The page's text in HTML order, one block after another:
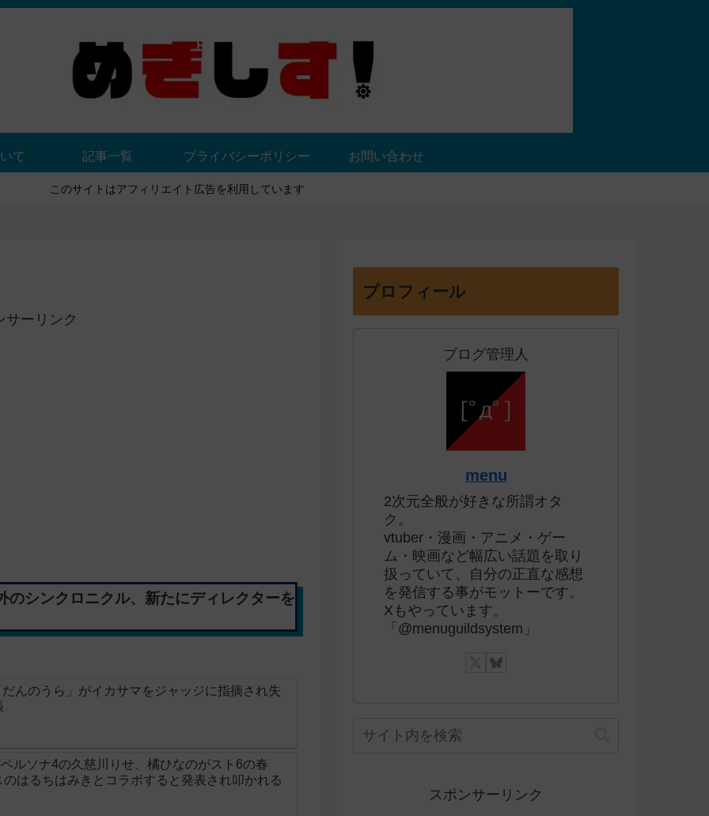
て 記事一覧 プライバシーポリシー お問い合わせ
このサイトはアフィリエイト広告を利用しています
サーリンク
シンクロニクル、新たにディレクターを
んのうら」がイカサマをジャッジに指摘され失
ルソナ4の久慈川りせ、橘ひなのがスト6の春
はるちはみきとコラボすると発表され叩かれる
プロフィール
ブログ管理人
menu
2次元全般が好きな所謂オタ
ク。
vtuber・漫画・アニメ・ゲー
ム・映画など幅広い話題を取り
扱っていて、自分の正直な感想
を発信する事がモットーです。
Xもやっています。
「@menuguildsystem」
スポンサーリンク